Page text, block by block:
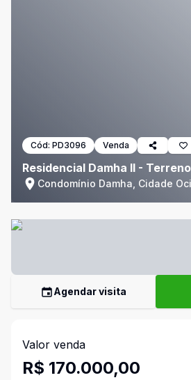
Cód: PD3096 Venda
Residencial Damha II -
Condomínio Damha, Cidade
Agendar visita
Valor venda
R$ 170.000,00